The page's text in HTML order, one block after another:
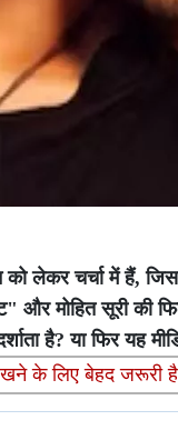
लेकर चर्चा में हैं,
और मोहित सूरी की
है? या फिर यह
के लिए बेहद जरूरी